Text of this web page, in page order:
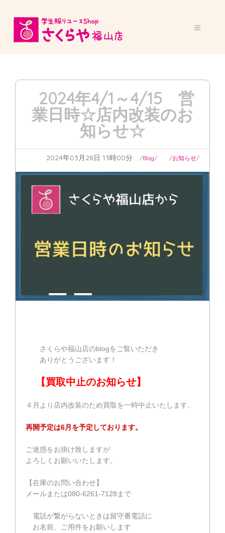
2024年4/1～4/15 営
業日時☆店内改装のお
知らせ☆
2024年03月28日 13時00分 Blog お知らせ
さくらや福山店のblogをご覧いただき
ありがとうございます！
【買取中止のお知らせ】
４月より店内改装のため買取を一時中止いたします。
再開予定は6月を予定しております。
ご迷惑をお掛け致しますが
よろしくお願いいたします。
【在庫のお問い合わせ】
メールまたは080-6261-7128まで
電話が繋がらないときは留守番電話に
お名前、ご用件をお願いします